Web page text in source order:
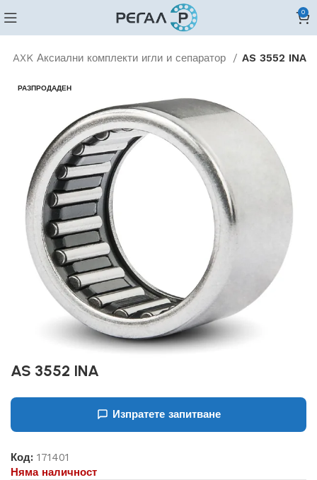
0
AXK Аксиални комплекти игли и сепаратор AS 3552 INA
РАЗПРОДАДЕН
AS 3552 INA
Изпратете запитване
Код:171401
Няма наличност